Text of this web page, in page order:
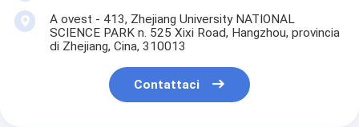
A ovest - 413, Zhejiang University NATIONAL
SCIENCE PARK n. 525 Xixi Road, Hangzhou, provincia
di Zhejiang, Cina, 310013
Contattaci